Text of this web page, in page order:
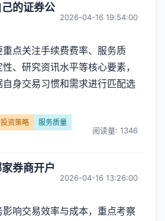
的证券公
2026-04-16 19:54:00
点关注手续费费率、服务质
、研究资讯水平等核心要素，
身交易习惯和需求进行匹配选
投资策略
服务质量
阅读量: 1346
券商开户
2026-04-16 13:26:00
响交易效率与成本，重点考察